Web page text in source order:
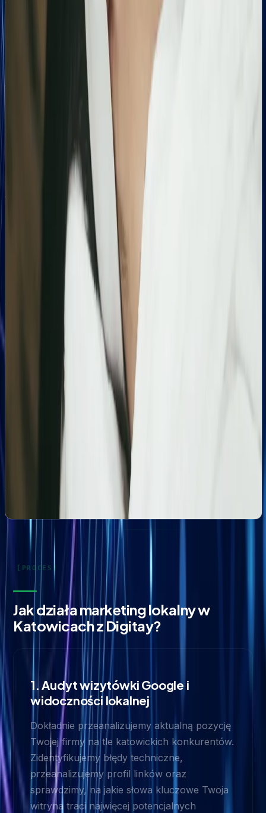
Zobacz, jak pomogliśmy innym
Skokowy wzrost widoczności organicznej:
Zwiększenie kliknięć z Google o 739%
Podsumowanie działań SEO za jeden bardzo mocny
miesiąc. Strona zanotowała kilkukrotny wzrost w
liczbie kliknięć i wyświetleń, potwierdzając
skuteczność wprowadzonych poprawek
technicznych i treściowych.
Optymalizacja wizytówki Google i pozycjonowanie
lokalne salonu Bling&Bliss
Szczegółowa optymalizacja wizytówki Google
Business Profile dla gabinetu piercingu i zabiegów
estetycznych z ukierunkowaniem na kluczowe frazy
Kosmetolog Rosanna
Profesjonalny profil Google i pozycjonowanie lokalne
salonu kosmetologicznego
Zbudowanie i optymalizacja wizytówki Google dla
gabinetu kosmetologicznego Rosanna. Pełne
wdrożenie wizytówki, spójność NAP oraz integracja z
profilami społecznościowymi i stroną www.
Jak działa marketing lokalny w
Katowicach z Digitay?
1. Audyt wizytówki Google i
widoczności lokalnej
Dokładnie przeanalizujemy aktualną pozycję
Twojej firmy na tle katowickich konkurentów.
Zidentyfikujemy błędy techniczne,
przeanalizujemy profil linków oraz
sprawdzimy, na jakie słowa kluczowe Twoja
witryna traci najwięcej potencjalnych